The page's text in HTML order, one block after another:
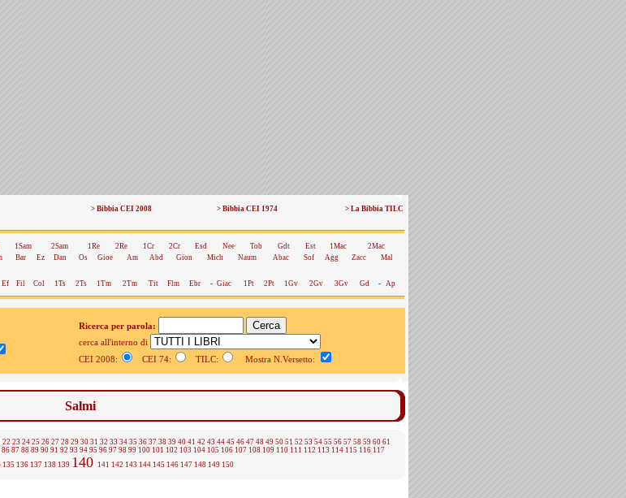
> Bibbia CEI 2008 > Bibbia CEI 1974 > La Bibbia TILC
1Sam 2Sam 1Re 2Re 1Cr 2Cr Esd Nee Tob Gdt Est 1Mac
2Mac
Bar Ez Dan Os Gioe Am Abd Gion Mich Naum Abac Sof Agg Zacc Mal
Ef Fil Col 1Ts 2Ts 1Tm 2Tm Tit Flm Ebr - Giac 1Pt 2Pt 1Gv 2Gv 3Gv Gd - Ap
Ricerca per parola:
cerca all'interno di
CEI 2008:
CEI 74: TILC: Mostra N.Versetto:
Salmi
22 23 24 25 26 27 28 29 30 31 32 33 34 35 36 37 38 39 40 41 42 43 44 45 46 47 48 49 50 51 52 53 54 55 56 57 58 59 60 61
86 87 88 89 90 91 92 93 94 95 96 97 98 99 100 101 102 103 104 105 106 107 108 109 110 111 112 113 114 115 116 117
135 136 137 138 139 140 141 142 143 144 145 146 147 148 149 150